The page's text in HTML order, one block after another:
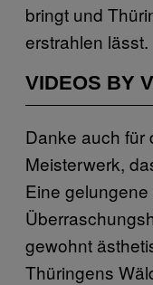
bringt und
erstrahlen lässt.
VIDEOS BY
Danke auch für
Meisterwerk,
Eine
gewohnt
Thüringens